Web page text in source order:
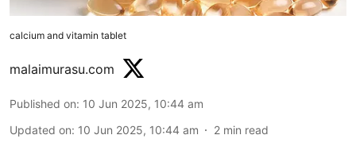
calcium and vitamin tablet
malaimurasu.com
Published on: 10 Jun 2025, 10:44 am
Updated on: 10 Jun 2025, 10:44 am 2 min read